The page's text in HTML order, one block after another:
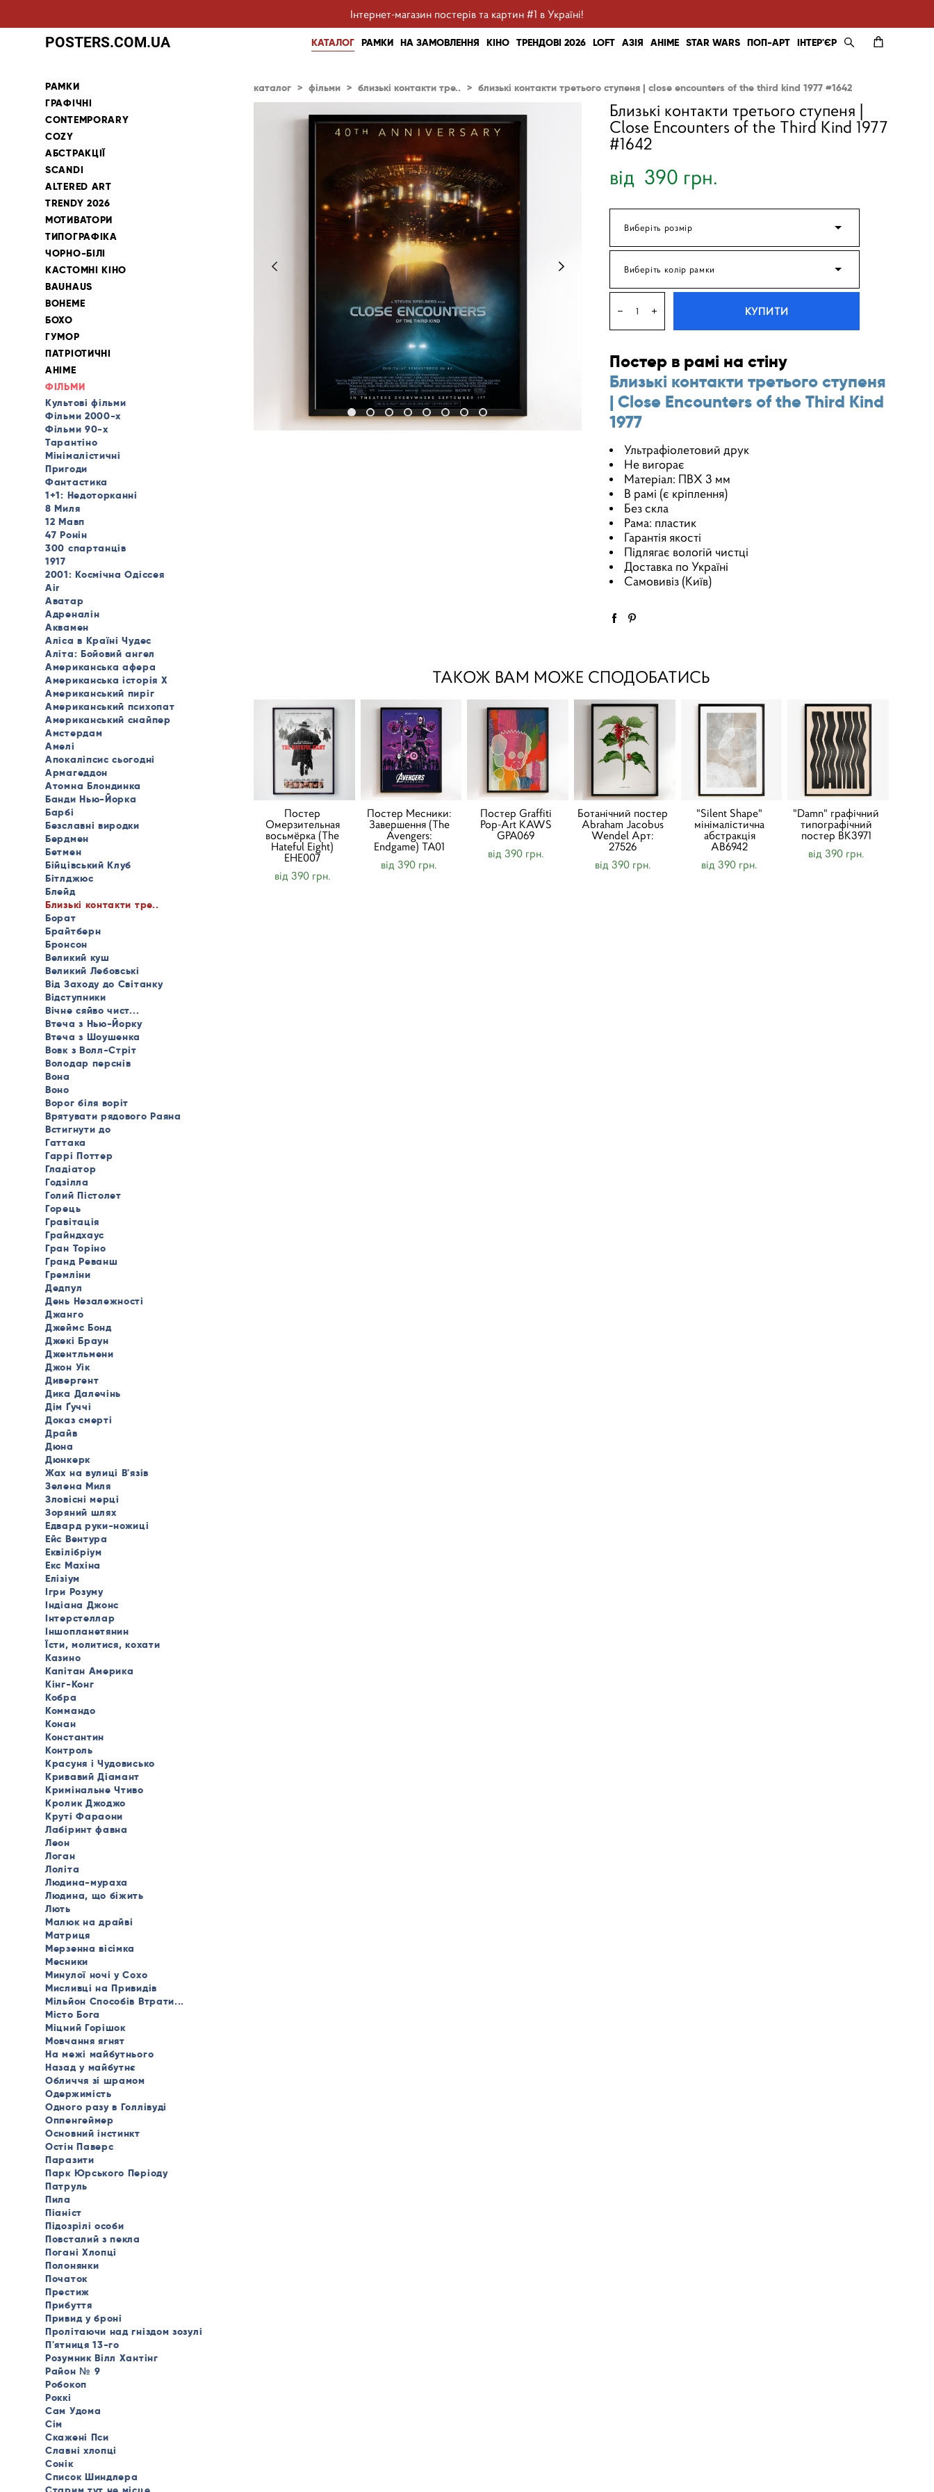
Інтернет-магазин постерів та картин #1 в Україні!
POSTERS.COM.UA КАТАЛОГ РАМКИ НА ЗАМОВЛЕННЯ КІНО ТРЕНДОВІ 2026 LOFT АЗІЯ АНІМЕ STAR WARS ПОП-АРТ ІНТЕР'ЄР
РАМКИ
ГРАФІЧНІ
CONTEMPORARY
COZY
АБСТРАКЦІЇ
SCANDI
ALTERED ART
TRENDY 2026
МОТИВАТОРИ
ТИПОГРАФІКА
ЧОРНО-БІЛІ
КАСТОМНІ КІНО
BAUHAUS
BOHEME
БОХО
ГУМОР
ПАТРІОТИЧНІ
АНІМЕ
ФІЛЬМИ
Культові фільми
Фільми 2000-х
Фільми 90-х
Тарантіно
Мінімалістичні
Пригоди
Фантастика
1+1: Недоторканні
8 Миля
12 Мавп
47 Ронін
300 спартанців
1917
2001: Космічна Одіссея
Air
Аватар
Адреналін
Аквамен
Аліса в Країні Чудес
Аліта: Бойовий ангел
Американська афера
Американська історія X
Американський пиріг
Американський психопат
Американський снайпер
Амстердам
Амелі
Апокаліпсис сьогодні
Армагеддон
Атомна Блондинка
Банди Нью-Йорка
Барбі
Безславні виродки
Бердмен
Бетмен
Бійцівський Клуб
Бітлджюс
Блейд
Близькі контакти тре..
Борат
Брайтберн
Бронсон
Великий куш
Великий Лебовські
Від Заходу до Світанку
Відступники
Вічне сяйво чист...
Втеча з Нью-Йорку
Втеча з Шоушенка
Вовк з Волл-Стріт
Володар перснів
Вона
Воно
Ворог біля воріт
Врятувати рядового Раяна
Встигнути до
Гаттака
Гаррі Поттер
Гладіатор
Годзілла
Голий Пістолет
Горець
Гравітація
Грайндхаус
Гран Торіно
Гранд Реванш
Гремліни
Дедпул
День Незалежності
Джанго
Джеймс Бонд
Джекі Браун
Джентльмени
Джон Уік
Дивергент
Дика Далечінь
Дім Ґуччі
Доказ смерті
Драйв
Дюна
Дюнкерк
Жах на вулиці В'язів
Зелена Миля
Зловісні мерці
Зоряний шлях
Едвард руки-ножиці
Ейс Вентура
Еквілібріум
Екс Махіна
Елізіум
Ігри Розуму
Індіана Джонс
Інтерстеллар
Іншопланетянин
Їсти, молитися, кохати
Казино
Капітан Америка
Кінг-Конг
Кобра
Коммандо
Конан
Константин
Контроль
Красуня і Чудовисько
Кривавий Діамант
Кримінальне Чтиво
Кролик Джоджо
Круті Фараони
Лабіринт фавна
Леон
Логан
Лоліта
Людина-мураха
Людина, що біжить
Лють
Малюк на драйві
Матриця
Мерзенна вісімка
Месники
Минулої ночі у Сохо
Мисливці на Привидів
Мільйон Способів Втрати...
Місто Бога
Міцний Горішок
Мовчання ягнят
На межі майбутнього
Назад у майбутнє
Обличчя зі шрамом
Одержимість
Одного разу в Голлівуді
Оппенгеймер
Основний інстинкт
Остін Паверс
Паразити
Парк Юрського Періоду
Патруль
Пила
Піаніст
Підозрілі особи
Повсталий з пекла
Погані Хлопці
Полонянки
Початок
Престиж
Прибуття
Привид у броні
Пролітаючи над гніздом зозулі
П'ятниця 13-го
Розумник Вілл Хантінг
Район № 9
Робокоп
Роккі
Сам Удома
Сім
Скажені Пси
Славні хлопці
Сонік
Список Шиндлера
каталог > фільми > близькі контакти тре.. > близькі контакти третього ступеня | close encounters of the third kind 1977 #1642
Близькі контакти третього ступеня |
Close Encounters of the Third Kind 1977
#1642
від 390 грн.
Виберіть розмір
Виберіть колір рамки
КУПИТИ
Постер в рамі на стіну
Близькі контакти третього ступеня
| Close Encounters of the Third Kind
1977
Ультрафіолетовий друк
Не вигорає
Матеріал: ПВХ 3 мм
В рамі (є кріплення)
Без скла
Рама: пластик
Гарантія якості
Підлягає вологій чистці
Доставка по Україні
Самовивіз (Київ)
ТАКОЖ ВАМ МОЖЕ СПОДОБАТИСЬ
Постер
Омерзительная
восьмёрка (The
Hateful Eight)
ЕHE007
від 390 грн.
Постер Месники:
Завершення (The
Avengers:
Endgame) TA01
від 390 грн.
Постер Graffiti
Pop-Art KAWS
GPA069
від 390 грн.
Ботанічний постер
Abraham Jacobus
Wendel Арт:
27526
від 390 грн.
"Silent Shape"
мінімалістична
абстракція
AB6942
від 390 грн.
"Damn" графічний
типографічний
постер BK3971
від 390 грн.